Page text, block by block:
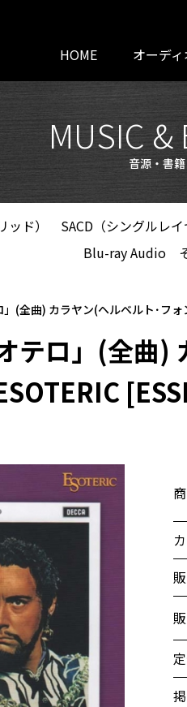
HOME オーデ
MUSIC &
音源・書籍
ド） SACD（シングルレイ
Blu-ray Audio
(全曲) カラヤン(ヘルベルト･フ
テロ」(全曲)